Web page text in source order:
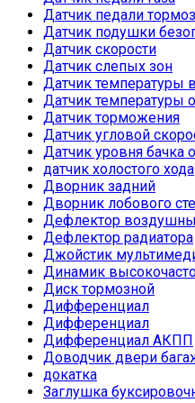
Датчик педали
Датчик подушки
Датчик скорости
Датчик слепых зон
Датчик температуры
Датчик
Датчик торможения
Датчик угловой
Датчик уровня бачка
датчик холостого хода
Дворник задний
Дворник лобового
Дефлектор
Дефлектор радиатора
Джойстик
Динамик
Диск тормозной
Дифференциал
Дифференциал
Дифференциал АКПП
Доводчик двери
докатка
Заглушка